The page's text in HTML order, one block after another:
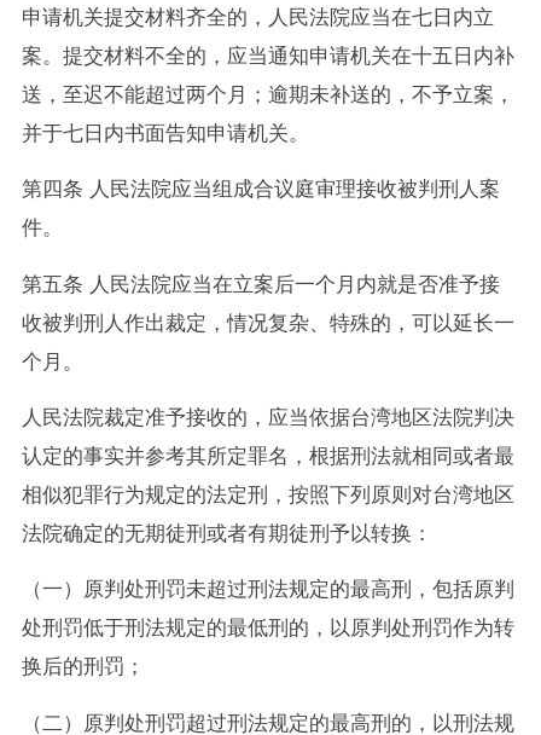
申请机关提交材料齐全的，人民法院应当在七日内立
案。提交材料不全的，应当通知申请机关在十五日内补
送，至迟不能超过两个月；逾期未补送的，不予立案，
并于七日内书面告知申请机关。
第四条 人民法院应当组成合议庭审理接收被判刑人案
件。
第五条 人民法院应当在立案后一个月内就是否准予接
收被判刑人作出裁定，情况复杂、特殊的，可以延长一
个月。
人民法院裁定准予接收的，应当依据台湾地区法院判决
认定的事实并参考其所定罪名，根据刑法就相同或者最
相似犯罪行为规定的法定刑，按照下列原则对台湾地区
法院确定的无期徒刑或者有期徒刑予以转换：
（一）原判处刑罚未超过刑法规定的最高刑，包括原判
处刑罚低于刑法规定的最低刑的，以原判处刑罚作为转
换后的刑罚；
（二）原判处刑罚超过刑法规定的最高刑的，以刑法规